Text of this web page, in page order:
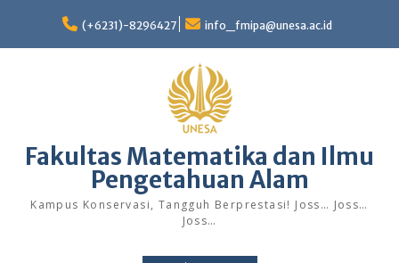
content
(+6231)-8296427 info_fmipa@unesa.ac.id
Fakultas Matematika dan Ilmu
Pengetahuan Alam
Kampus Konservasi, Tangguh Berprestasi! Joss… Joss…
Joss…